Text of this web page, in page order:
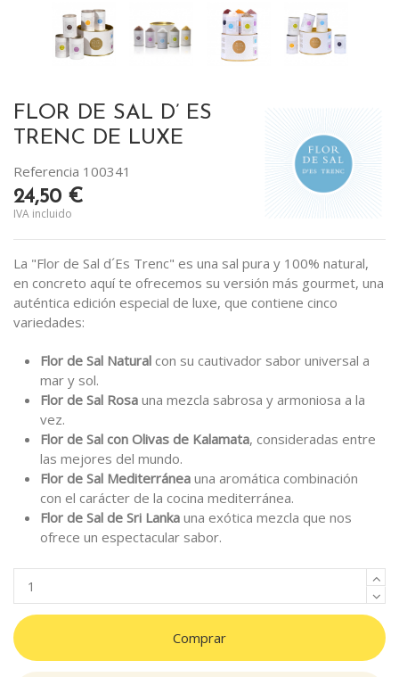
FLOR DE SAL D’ ES
TRENC DE LUXE
Referencia 100341
24,50 €
IVA incluido
La "Flor de Sal d´Es Trenc" es una sal pura y 100% natural,
en concreto aquí te ofrecemos su versión más gourmet, una
auténtica edición especial de luxe, que contiene cinco
variedades:
Flor de Sal Natural con su cautivador sabor universal a
mar y sol.
Flor de Sal Rosa una mezcla sabrosa y armoniosa a la
vez.
Flor de Sal con Olivas de Kalamata, consideradas entre
las mejores del mundo.
Flor de Sal Mediterránea una aromática combinación
con el carácter de la cocina mediterránea.
Flor de Sal de Sri Lanka una exótica mezcla que nos
ofrece un espectacular sabor.
Comprar